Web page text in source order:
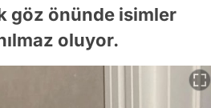
göz önünde isimler
oluyor.